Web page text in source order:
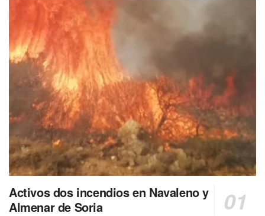
Activos dos incendios en Navaleno y
Almenar de Soria